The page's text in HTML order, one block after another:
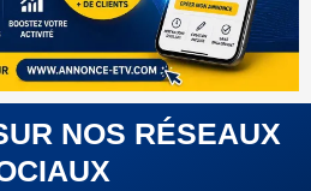
NOS RÉSEAUX